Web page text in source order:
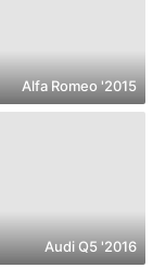
2015' Alfa Romeo
2016' Audi Q5